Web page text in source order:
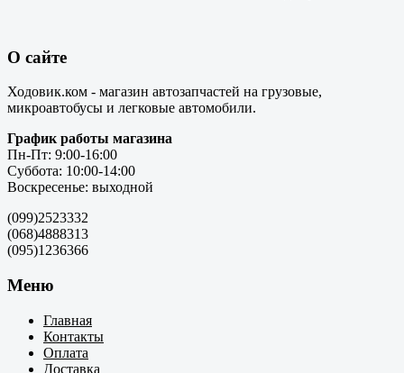
О сайте
Ходовик.ком - магазин автозапчастей на грузовые,
микроавтобусы и легковые автомобили.
График работы магазина
Пн-Пт: 9:00-16:00
Суббота: 10:00-14:00
Воскресенье: выходной
(099)2523332
(068)4888313
(095)1236366
Меню
Главная
Контакты
Оплата
Доставка